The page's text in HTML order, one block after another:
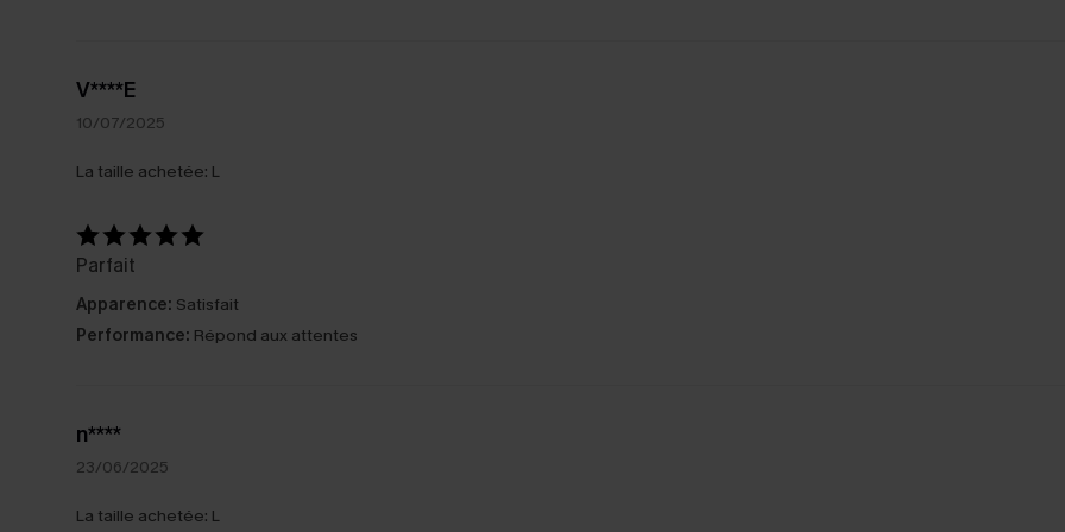
V****E
10/07/2025
La taille achetée: L
Parfait
Apparence: Satisfait
Performance: Répond aux attentes
n****
23/06/2025
La taille achetée: L